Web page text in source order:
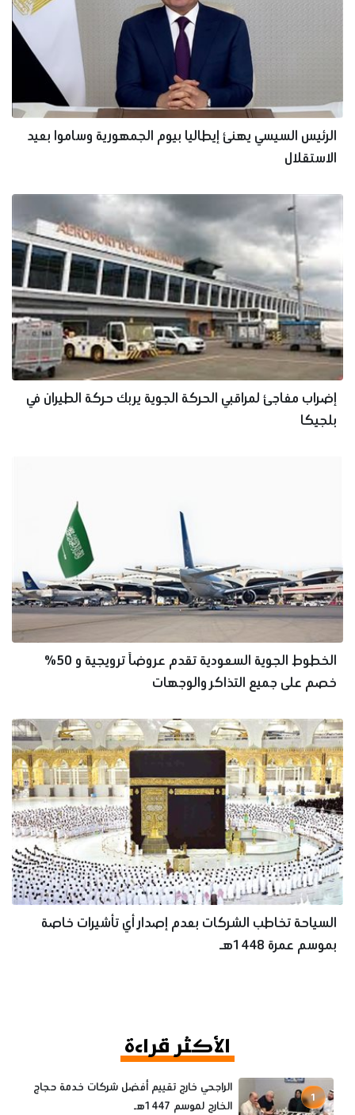
الرئيس السيسي يهنئ إيطاليا بيوم الجمهورية وساموا بعيد
الاستقلال
إضراب مفاجئ لمراقبي الحركة الجوية يربك حركة الطيران في
بلجيكا
الخطوط الجوية السعودية تقدم عروضاً ترويجية و 50%
خصم على جميع التذاكر والوجهات
السياحة تخاطب الشركات بعدم إصدار أي تأشيرات خاصة
بموسم عمرة 1448هـ
الأكثر قراءة
1
الراجحي خارج تقييم أفضل شركات خدمة حجاج
الخارج لموسم 1447هـ